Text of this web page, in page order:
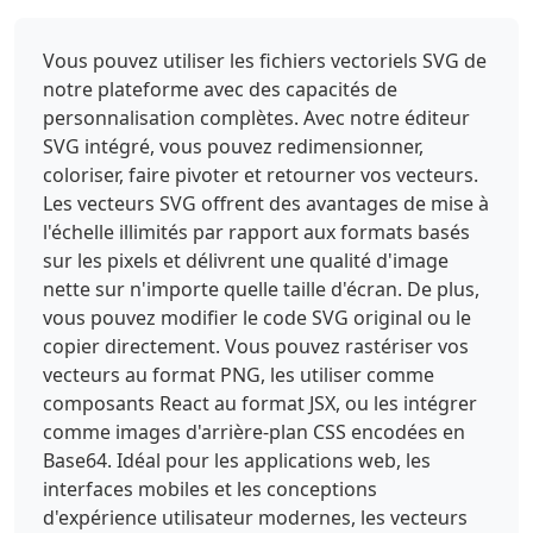
1.042l7.083-6.958a.75.75 0 0 1 1.25 0 8.75
8.75 0 0 1 0 12.5c-.49.52-1.052.97-1.667
1.333a.67.67 0 0 1-.5.042zm-4.583-6.416
4.707 4.708q.486-.341.918-.75a7.38 7.38 0 0
0 2.167-5.208 7.16 7.16 0 0 0-1.792-4.75z">
</path><path fill="#fff" d="M67.739
32.734a3.044 3.044 0 0 0-4.168 0l-18.873
18.83 3.125 3.168 19.958-17.5a3.09 3.09 0 0
0-.042-4.5z"></path><path fill="#FF6C37"
d="M47.656 55.483a.75.75 0 0 1-.5-.207l-
3.167-3.168a.75.75 0 0 1 0-1.042l18.875-
18.792a3.834 3.834 0 0 1 6.542 2.833 3.92
3.92 0 0 1-1.292 2.75l-19.958 17.5a.7.7 0 0
1-.5.125zm-2.208-3.918 2.083 2.125 19.583-
17.042a2.3 2.3 0 0 0 .792-1.668 2.24 2.24 0
0 0-.708-1.707 2.333 2.333 0 0 0-3.292 0z">
</path><path fill="#fff" d="M30.073
73.024a.42.42 0 0 0 0 .5l.833 3.625a1.07
1.07 0 0 1-.519 1.094 1.02 1.02 0 0 1-
Vous pouvez utiliser les fichiers vectoriels SVG de
notre plateforme avec des capacités de
personnalisation complètes. Avec notre éditeur
SVG intégré, vous pouvez redimensionner,
coloriser, faire pivoter et retourner vos vecteurs.
Les vecteurs SVG offrent des avantages de mise à
l'échelle illimités par rapport aux formats basés
sur les pixels et délivrent une qualité d'image
nette sur n'importe quelle taille d'écran. De plus,
vous pouvez modifier le code SVG original ou le
copier directement. Vous pouvez rastériser vos
vecteurs au format PNG, les utiliser comme
composants React au format JSX, ou les intégrer
comme images d'arrière-plan CSS encodées en
Base64. Idéal pour les applications web, les
interfaces mobiles et les conceptions
d'expérience utilisateur modernes, les vecteurs